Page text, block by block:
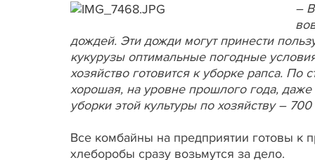
–
дождей. Эти дожди могут принести
кукурузы оптимальные погодные
хозяйство готовится к уборке рапса. По
хорошая, на уровне прошлого года,
уборки этой культуры по хозяйству –
Все комбайны на предприятии готовы к
хлеборобы сразу возьмутся за дело.